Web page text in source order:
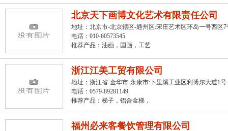
北京天下画博文化艺术有限责任公司
地址：北京市-北京辖区-通州区:宋庄艺术区环岛一号西区7
电话：010-60573545
推荐产品： 油画，国画，工艺
浙江江美工贸有限公司
地址：浙江省-金华市-永康市:下里溪工业区利博尔大道1号
电话：0579-89281149
推荐产品： 梯子，铝合金梯，
福州必来客餐饮管理有限公司